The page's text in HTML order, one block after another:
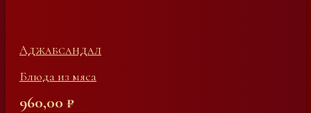
Аджабсандал
Блюда из мяса
960,00 ₽